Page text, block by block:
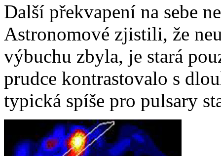
Další překvapení na sebe
Astronomové zjistili, že
výbuchu zbyla, je stará
prudce kontrastovalo s
typická spíše pro pulsary